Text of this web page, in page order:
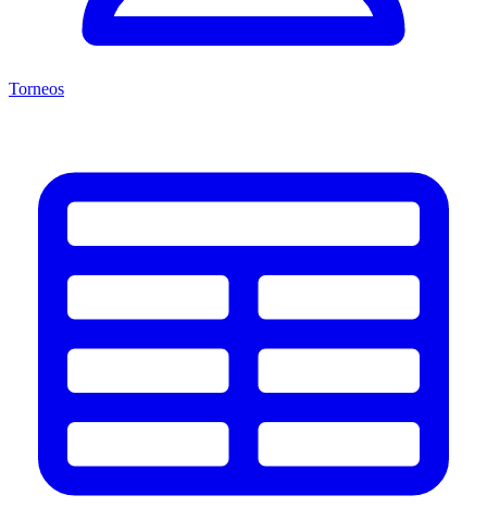
Torneos